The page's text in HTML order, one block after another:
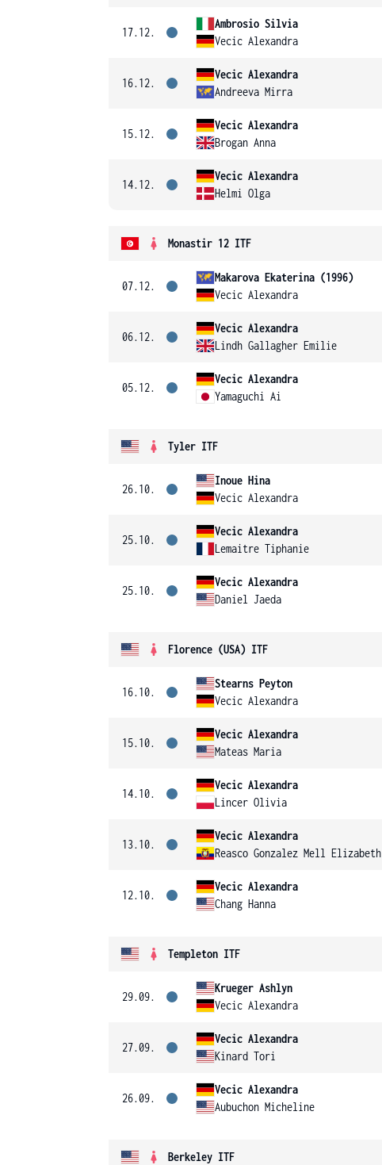
17.12.
Ambrosio Silvia
Vecic Alexandra
16.12.
Vecic Alexandra
Andreeva Mirra
15.12.
Vecic Alexandra
Brogan Anna
14.12.
Vecic Alexandra
Helmi Olga
Monastir 12 ITF
07.12.
Makarova Ekaterina (1996)
Vecic Alexandra
06.12.
Vecic Alexandra
Lindh Gallagher Emilie
05.12.
Vecic Alexandra
Yamaguchi Ai
Tyler ITF
26.10.
Inoue Hina
Vecic Alexandra
25.10.
Vecic Alexandra
Lemaitre Tiphanie
25.10.
Vecic Alexandra
Daniel Jaeda
Florence (USA) ITF
16.10.
Stearns Peyton
Vecic Alexandra
15.10.
Vecic Alexandra
Mateas Maria
14.10.
Vecic Alexandra
Lincer Olivia
13.10.
Vecic Alexandra
Reasco Gonzalez Mell Elizabeth
12.10.
Vecic Alexandra
Chang Hanna
Templeton ITF
29.09.
Krueger Ashlyn
Vecic Alexandra
27.09.
Vecic Alexandra
Kinard Tori
26.09.
Vecic Alexandra
Aubuchon Micheline
Berkeley ITF